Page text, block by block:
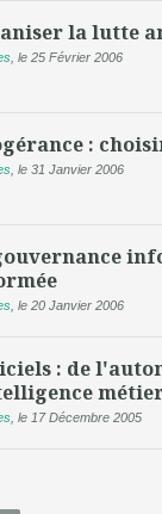
la lutte
,le 25 Février 2006
:
,le 31 Janvier 2006
,le 20 Janvier 2006
: de
,le 17 Décembre 2005